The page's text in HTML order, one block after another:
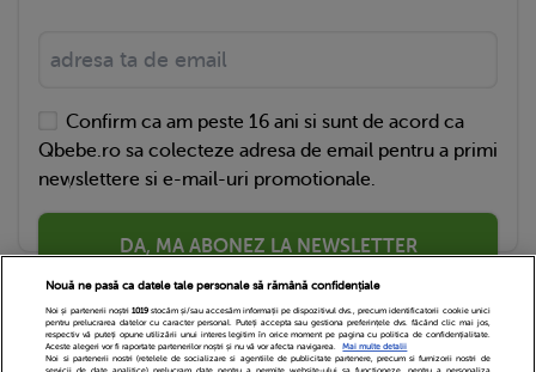
Confirm ca am peste 16 ani si sunt de acord ca
Qbebe.ro sa colecteze adresa de email pentru a primi
newslettere si e-mail-uri promotionale.
DA, MA ABONEZ LA NEWSLETTER
Nouă ne pasă ca datele tale personale să rămână confidențiale
Noi și partenerii noștri 1019stocăm și/sau accesăm informații pe dispozitivul dvs., precum identificatorii cookie unici
pentru prelucrarea datelor cu caracter personal. Puteți accepta sau gestiona preferințele dvs. făcând clic mai jos,
respectiv vă puteți opune utilizării unui interes legitim în orice moment pe pagina cu politica de confidențialitate.
Aceste alegeri vor fi raportate partenerilor noștri și nu vă vor afecta navigarea.
Mai multe detalii
Noi si partenerii nostri (retelele de socializare si agentiile de publicitate partenere, precum si furnizorii nostri de